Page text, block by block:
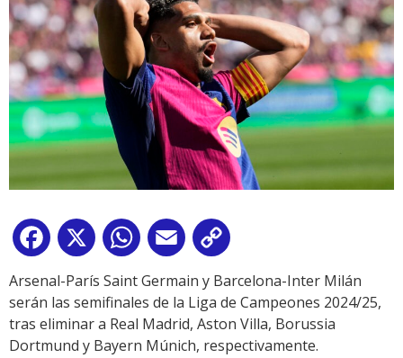
Facebook
X WhatsApp
Email
Link
Arsenal-París Saint Germain y Barcelona-Inter Milán
serán las semifinales de la Liga de Campeones 2024/25,
tras eliminar a Real Madrid, Aston Villa, Borussia
Dortmund y Bayern Múnich, respectivamente.